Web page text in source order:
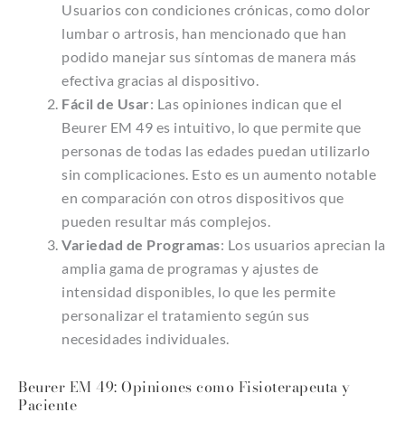
Usuarios con condiciones crónicas, como dolor
lumbar o artrosis, han mencionado que han
podido manejar sus síntomas de manera más
efectiva gracias al dispositivo.
Fácil de Usar: Las opiniones indican que el
Beurer EM 49 es intuitivo, lo que permite que
personas de todas las edades puedan utilizarlo
sin complicaciones. Esto es un aumento notable
en comparación con otros dispositivos que
pueden resultar más complejos.
Variedad de Programas: Los usuarios aprecian la
amplia gama de programas y ajustes de
intensidad disponibles, lo que les permite
personalizar el tratamiento según sus
necesidades individuales.
Beurer EM 49: Opiniones como Fisioterapeuta y
Paciente